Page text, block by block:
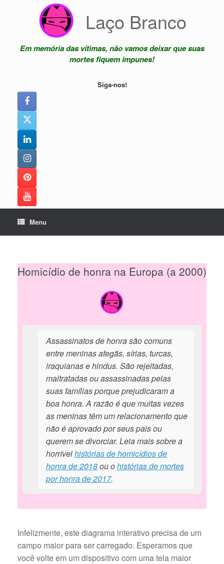
Laço Branco
Em memória das vítimas, não vamos deixar que suas
mortes fiquem impunes!
Siga-nos!
Menu
Homicídio de honra na Europa (a 2000)
Assassinatos de honra são comuns
entre meninas afegãs, sírias, turcas,
iraquianas e hindus. São rejeitadas,
maltratadas ou assassinadas pelas
suas famílias porque prejudicaram a
boa honra. A razão é que muitas vezes
as meninas têm um relacionamento que
não é aprovado por seus pais ou
querem se divorciar. Leia mais sobre a
horrívelhistórias de homicídios de
honra de 2018ou ohistórias de mortes
por honra de 2017.
Infelizmente, este diagrama interativo precisa de um
campo maior para ser carregado. Esperamos que
você volte em um dispositivo com uma tela maior